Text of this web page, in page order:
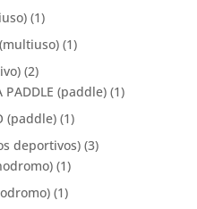
(1)
(1)
(2)
PADDLE (paddle) (1)
(paddle) (1)
deportivos) (3)
(1)
(1)